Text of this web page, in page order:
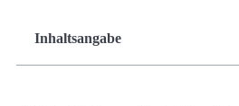
Inhaltsangabe